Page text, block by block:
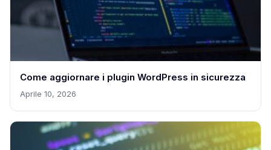
Come aggiornare i plugin WordPress in sicurezza
Aprile 10, 2026